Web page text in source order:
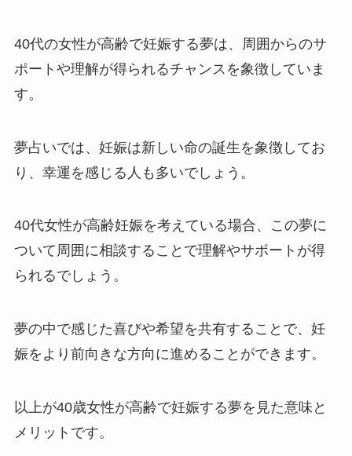
40代の女性が高齢で妊娠する夢は、周囲からのサ
ポートや理解が得られるチャンスを象徴していま
す。
夢占いでは、妊娠は新しい命の誕生を象徴してお
り、幸運を感じる人も多いでしょう。
40代女性が高齢妊娠を考えている場合、この夢に
ついて周囲に相談することで理解やサポートが得
られるでしょう。
夢の中で感じた喜びや希望を共有することで、妊
娠をより前向きな方向に進めることができます。
以上が40歳女性が高齢で妊娠する夢を見た意味と
メリットです。